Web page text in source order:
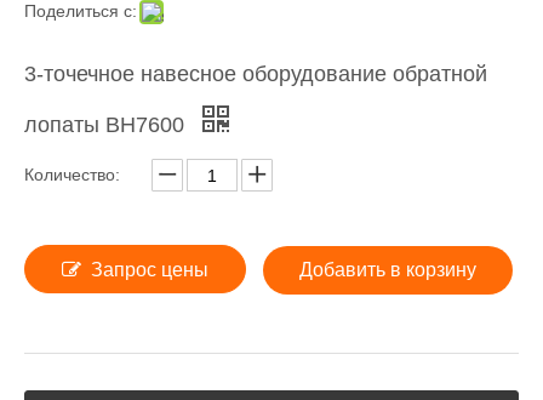
Поделиться с:
3-точечное навесное оборудование обратной
лопаты BH7600
Количество:
Запрос цены Добавить в корзину